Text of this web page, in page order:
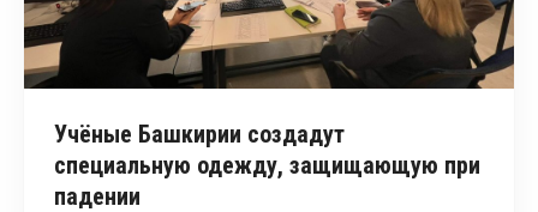
Учёные Башкирии создадут
специальную одежду, защищающую при
падении